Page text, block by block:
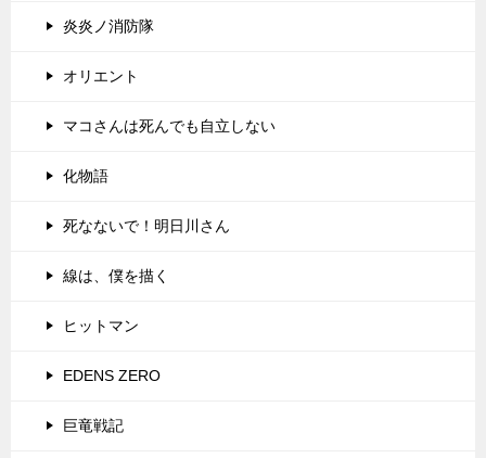
炎炎ノ消防隊
オリエント
マコさんは死んでも自立しない
化物語
死なないで！明日川さん
線は、僕を描く
ヒットマン
EDENS ZERO
巨竜戦記